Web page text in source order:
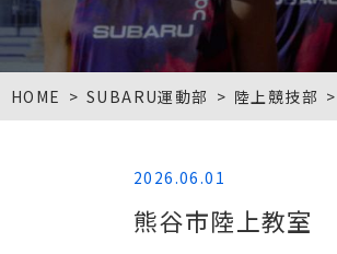
HOME SUBARU運動部 陸上競技部
2026.06.01
熊谷市陸上教室